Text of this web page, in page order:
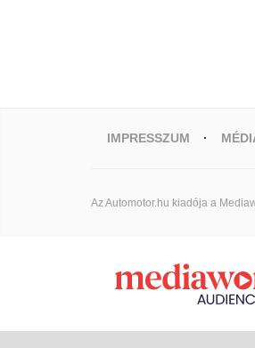
IMPRESSZUM
Az Automotor.hu kiadója a